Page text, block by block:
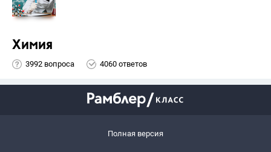
Химия
3992 вопроса 4060 ответов
Полная версия